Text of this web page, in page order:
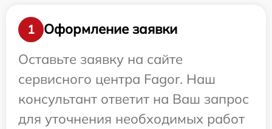
1
Оформление заявки
Оставьте заявку на сайте
сервисного центра Fagor. Наш
консультант ответит на Ваш запрос
для уточнения необходимых работ